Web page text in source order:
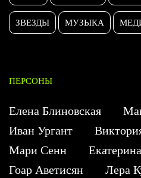
ЗВЕЗДЫ МУЗЫКА
ПЕРСОНЫ
Елена Блиновская
Иван Ургант
Мари Сенн
Гоар Аветисян
Лера